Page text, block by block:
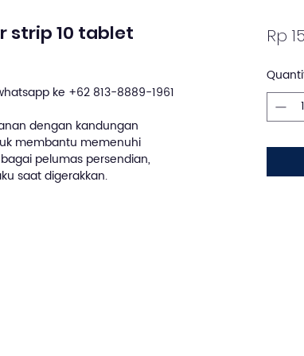
strip 10 tablet
ke +62 813-8889-1961
dengan kandungan
membantu memenuhi
pelumas persendian,
saat digerakkan.
Rp